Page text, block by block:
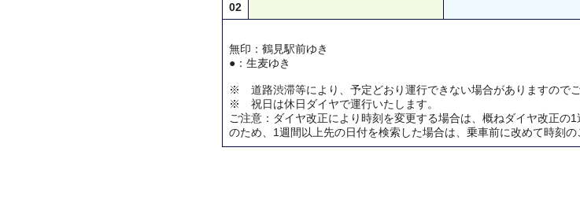
02
無印：鶴見駅前ゆき
●：生麦ゆき
※ 道路渋滞等により、予定どおり運行できない場合がありますのでご
※ 祝日は休日ダイヤで運行いたします。
ご注意：ダイヤ改正により時刻を変更する場合は、概ねダイヤ改正の
のため、1週間以上先の日付を検索した場合は、乗車前に改めて時刻の